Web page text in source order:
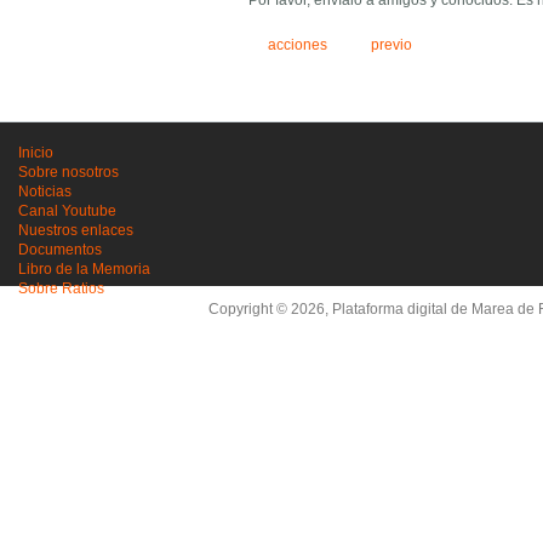
acciones previo
Inicio
Sobre nosotros
Noticias
Canal Youtube
Nuestros enlaces
Documentos
Libro de la Memoria
Sobre Ratios
Copyright © 2026, Plataforma digital de Marea de